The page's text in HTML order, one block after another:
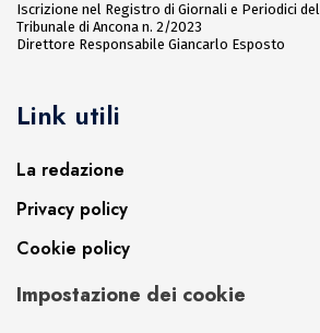
Iscrizione nel Registro di Giornali e Periodici del
Tribunale di Ancona n. 2/2023
Direttore Responsabile Giancarlo Esposto
Link utili
La redazione
Privacy policy
Cookie policy
Impostazione dei cookie